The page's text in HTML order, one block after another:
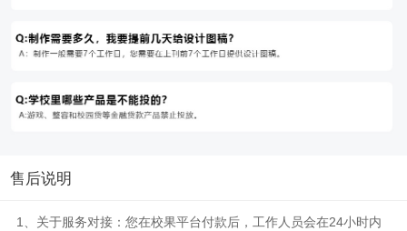
售后说明
1、关于服务对接：您在校果平台付款后，工作人员会在24小时内